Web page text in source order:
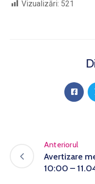
Vizualizări: 521
Anteriorul
Avertizare
10:00 –